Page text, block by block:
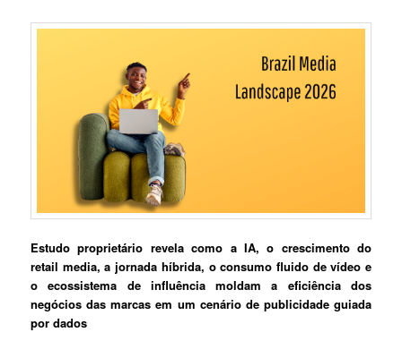
Estudo proprietário revela como a IA, o crescimento do
retail media, a jornada híbrida, o consumo fluido de vídeo e
o ecossistema de influência moldam a eficiência dos
negócios das marcas em um cenário de publicidade guiada
por dados